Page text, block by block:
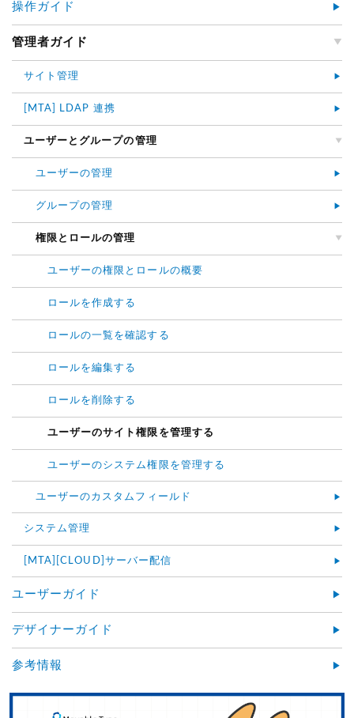
操作ガイド
管理者ガイド
サイト管理
[MTA] LDAP 連携
ユーザーとグループの管理
ユーザーの管理
グループの管理
権限とロールの管理
ユーザーの権限とロールの概要
ロールを作成する
ロールの一覧を確認する
ロールを編集する
ロールを削除する
ユーザーのサイト権限を管理する
ユーザーのシステム権限を管理する
ユーザーのカスタムフィールド
システム管理
[MTA][CLOUD]サーバー配信
ユーザーガイド
デザイナーガイド
参考情報